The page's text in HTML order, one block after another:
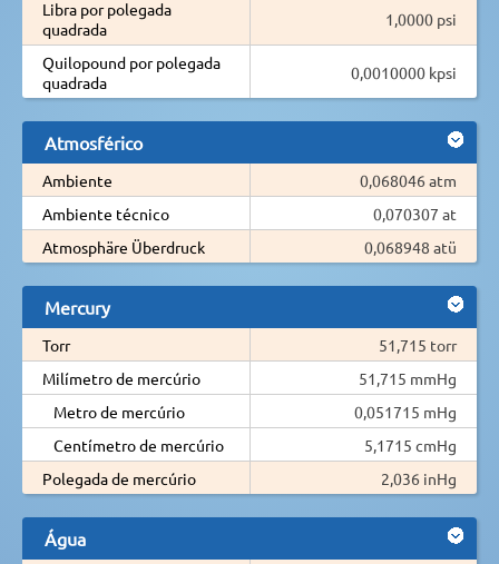
Libra por polegada
quadrada
1,0000 psi
Quilopound por polegada
quadrada
0,0010000 kpsi
Atmosférico
Ambiente
0,068046 atm
Ambiente técnico
0,070307 at
Atmosphäre Überdruck
0,068948 atü
Mercury
Torr
51,715 torr
Milímetro de mercúrio
51,715 mmHg
Metro de mercúrio
0,051715 mHg
Centímetro de mercúrio
5,1715 cmHg
Polegada de mercúrio
2,036 inHg
Água